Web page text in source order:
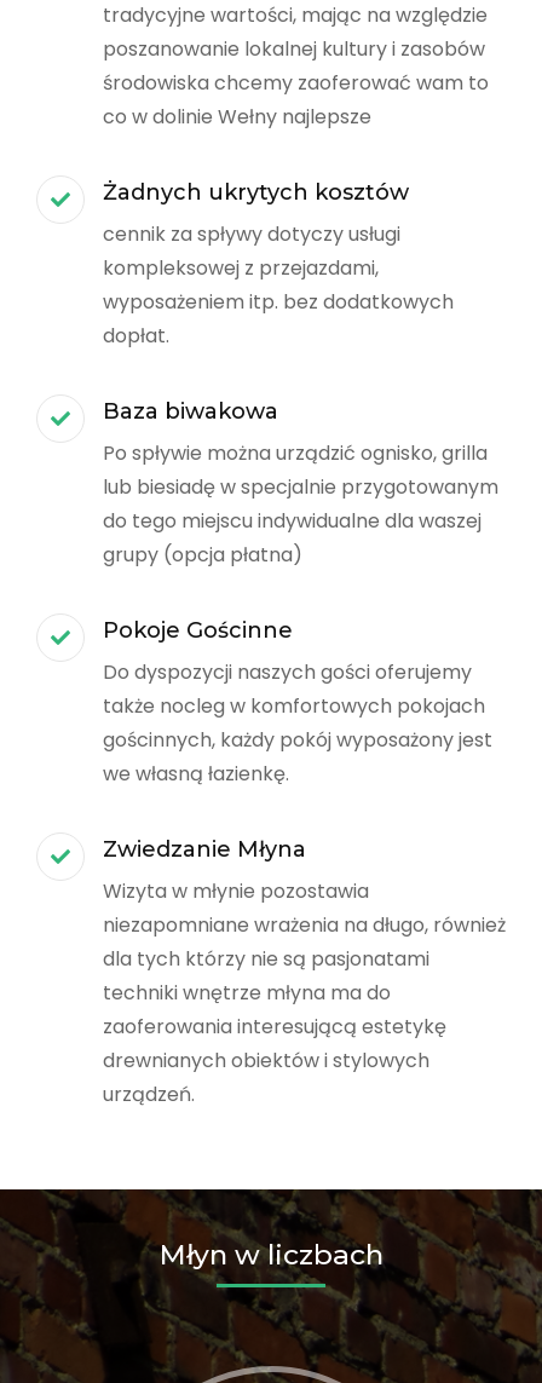
tradycyjne wartości, mając na względzie
poszanowanie lokalnej kultury i zasobów
środowiska chcemy zaoferować wam to
co w dolinie Wełny najlepsze
Żadnych ukrytych kosztów
cennik za spływy dotyczy usługi
kompleksowej z przejazdami,
wyposażeniem itp. bez dodatkowych
dopłat.
Baza biwakowa
Po spływie można urządzić ognisko, grilla
lub biesiadę w specjalnie przygotowanym
do tego miejscu indywidualne dla waszej
grupy (opcja płatna)
Pokoje Gościnne
Do dyspozycji naszych gości oferujemy
także nocleg w komfortowych pokojach
gościnnych, każdy pokój wyposażony jest
we własną łazienkę.
Zwiedzanie Młyna
Wizyta w młynie pozostawia
niezapomniane wrażenia na długo, również
dla tych którzy nie są pasjonatami
techniki wnętrze młyna ma do
zaoferowania interesującą estetykę
drewnianych obiektów i stylowych
urządzeń.
Młyn w liczbach